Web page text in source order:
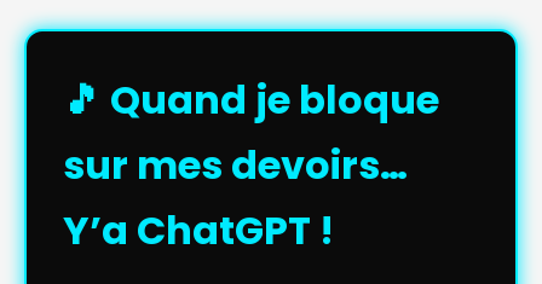
🎵 Quand je bloque
sur mes devoirs…
Y’a ChatGPT !